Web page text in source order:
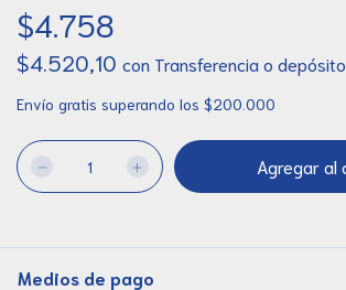
$4.758
$4.520,10 con Transferencia o depósito
Envío gratis superando los $200.000
Medios de pago